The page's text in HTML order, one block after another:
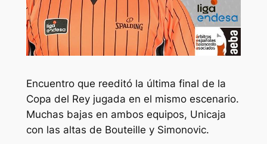
Encuentro que reeditó la última final de la
Copa del Rey jugada en el mismo escenario.
Muchas bajas en ambos equipos, Unicaja
con las altas de Bouteille y Simonovic.